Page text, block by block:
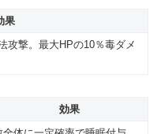
果
攻撃。最大HPの10％毒ダメ
効果